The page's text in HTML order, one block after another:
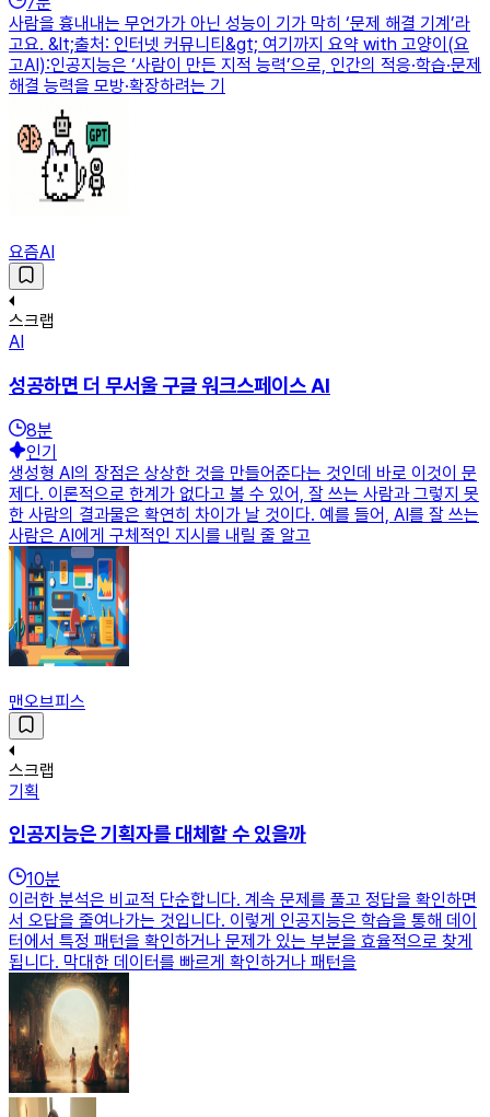
사람을 흉내내는 무언가가 아닌 성능이 기가 막히 ‘문제 해결 기계’라
고요. &lt;출처: 인터넷 커뮤니티&gt; 여기까지 요약 with 고양이(요
고AI):인공지능은 ‘사람이 만든 지적 능력’으로, 인간의 적응·학습·문제
해결 능력을 모방·확장하려는 기
요즘AI
스크랩
AI
성공하면 더 무서울 구글 워크스페이스 AI
8분
인기
생성형 AI의 장점은 상상한 것을 만들어준다는 것인데 바로 이것이 문
제다. 이론적으로 한계가 없다고 볼 수 있어, 잘 쓰는 사람과 그렇지 못
한 사람의 결과물은 확연히 차이가 날 것이다. 예를 들어, AI를 잘 쓰는
사람은 AI에게 구체적인 지시를 내릴 줄 알고
맨오브피스
스크랩
기획
인공지능은 기획자를 대체할 수 있을까
10분
이러한 분석은 비교적 단순합니다. 계속 문제를 풀고 정답을 확인하면
서 오답을 줄여나가는 것입니다. 이렇게 인공지능은 학습을 통해 데이
터에서 특정 패턴을 확인하거나 문제가 있는 부분을 효율적으로 찾게
됩니다. 막대한 데이터를 빠르게 확인하거나 패턴을